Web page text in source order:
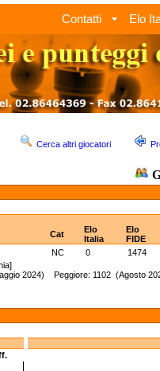
Contatti Elo
Cerca altri giocatori
Cat
Elo
Italia
Elo
FIDE
NC 0 1474
2024) Peggiore: 1102 (Agosto